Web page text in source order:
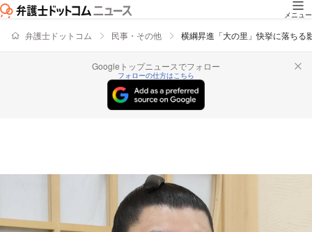
メニュー
弁護士ドットコム 民事・その他 横綱昇進「大の里」快挙に落ち
Googleトップニュースでフォロー
フォローの仕方はこちら